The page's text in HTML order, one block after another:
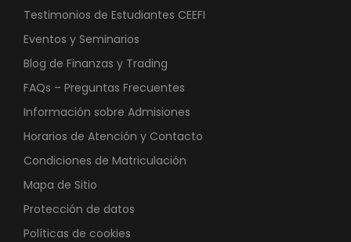
Testimonios de Estudiantes CEEFI
Eventos y Seminarios
Blog de Finanzas y Trading
FAQs – Preguntas Frecuentes
Información sobre Admisiones
Horarios de Atención y Contacto
Condiciones de Matriculación
Mapa de Sitio
Protección de datos
Políticas de cookies